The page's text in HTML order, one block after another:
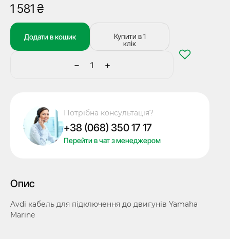
1 581 ₴
−
Кабель
Yamaha
Marine
Engines
+
Додати в кошик
Купити в 1
клік
Потрібна консультація?
+38 (068) 350 17 17
Перейти в чат з менеджером
Опис
Avdi кабель для підключення до двигунів Yamaha
Marine